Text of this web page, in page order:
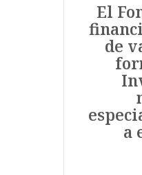
El
de
a